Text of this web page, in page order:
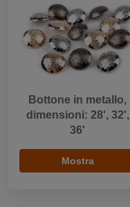
Bottone in metallo,
dimensioni: 28', 32',
36'
Mostra